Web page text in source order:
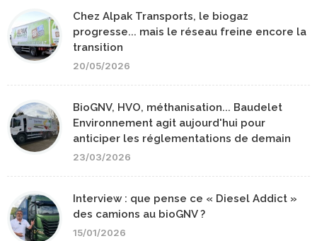
Chez Alpak Transports, le biogaz
progresse... mais le réseau freine encore la
transition
20/05/2026
BioGNV, HVO, méthanisation... Baudelet
Environnement agit aujourd'hui pour
anticiper les réglementations de demain
23/03/2026
Interview : que pense ce « Diesel Addict »
des camions au bioGNV ?
15/01/2026